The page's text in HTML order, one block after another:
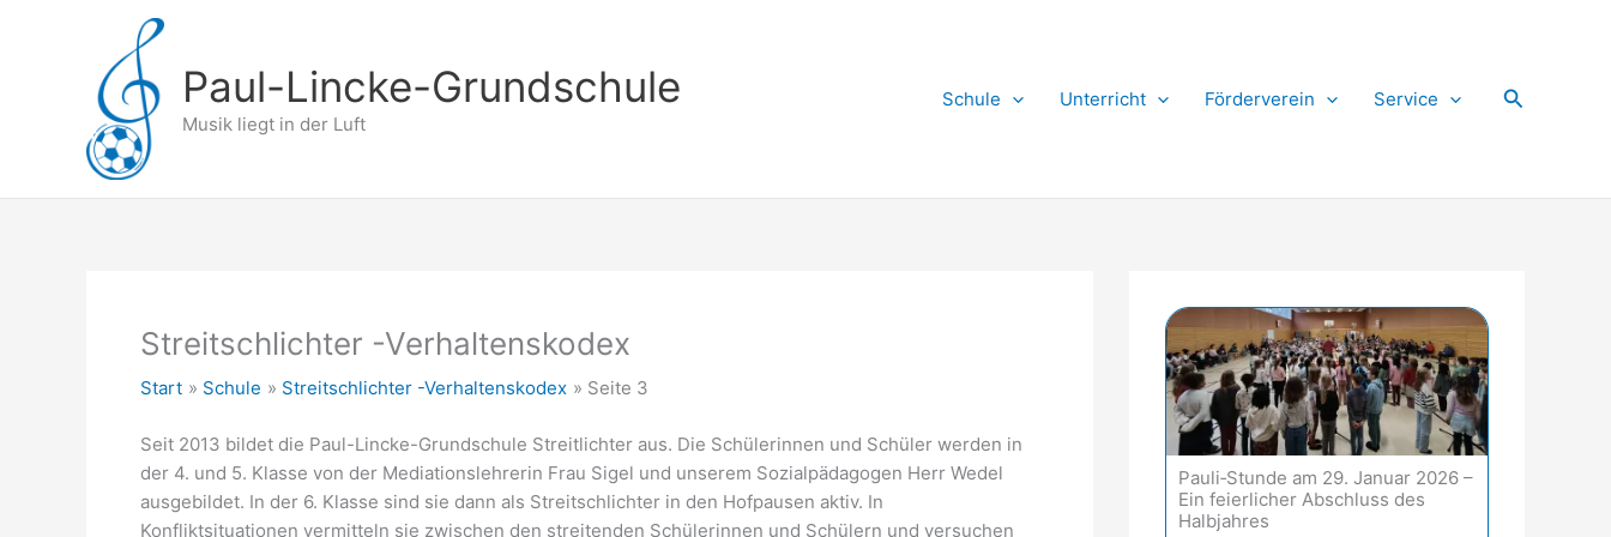
Paul-Lincke-Grundschule
Musik liegt in der Luft
Schule Unterricht Förderverein Service Suchen
Streitschlichter -Verhaltenskodex
Start Schule Streitschlichter -Verhaltenskodex Seite 3
Seit 2013 bildet die Paul-Lincke-Grundschule Streitlichter aus. Die Schülerinnen und Schüler werden in
der 4. und 5. Klasse von der Mediationslehrerin Frau Sigel und unserem Sozialpädagogen Herr Wedel
ausgebildet. In der 6. Klasse sind sie dann als Streitschlichter in den Hofpausen aktiv. In
Konfliktsituationen vermitteln sie zwischen den streitenden Schülerinnen und Schülern und versuchen
Pauli‑Stunde am 29. Januar 2026 –
Ein feierlicher Abschluss des
Halbjahres